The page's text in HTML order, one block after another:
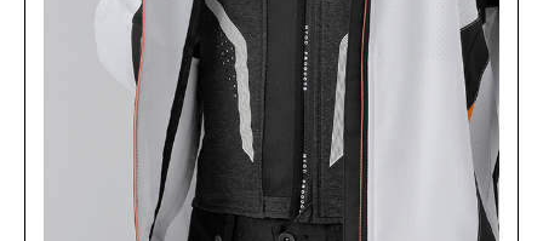
GREY/BLACK
M
¥40,590(税込)
カートに入れる
GREY/BLACK
¥40,590(税込)
カートに入れる
GREY/BLACK